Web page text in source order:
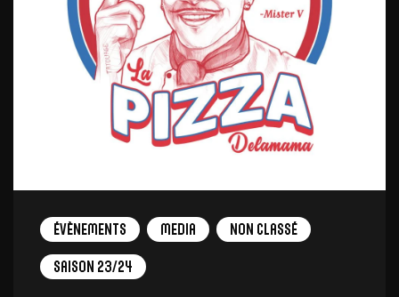
Évènements Media Non Classé
Saison 23/24